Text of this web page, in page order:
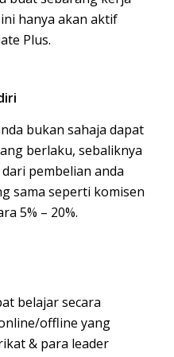
hanya akan aktif
Plus.
bukan sahaja dapat
berlaku, sebaliknya
pembelian anda
sama seperti komisen
5% – 20%.
belajar secara
offline yang
& para leader